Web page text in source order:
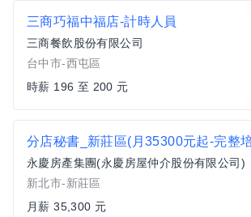
三商巧福中福店-計時人員
三商餐飲股份有限公司
台中市-西屯區
時薪 196 至 200 元
分店秘書_新莊區(月35300元起-完整
永慶房產集團(永慶房屋仲介股份有限公司)
新北市-新莊區
月薪 35,300 元